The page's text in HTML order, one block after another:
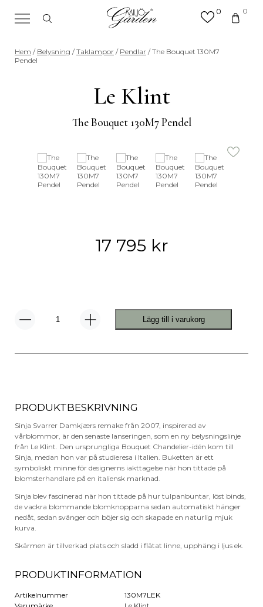
0 0
Sök efter valfri produkt eller
kategori
Hem / Belysning /Taklampor / Pendlar / The Bouquet 130M7
Pendel
Le Klint
The Bouquet 130M7 Pendel
17 795 kr
The
Lägg till i varukorg
PRODUKTBESKRIVNING
Sinja Svarrer Damkjærs remake från 2007, inspirerad av
vårblommor, är den senaste lanseringen, som en ny belysningslinje
från Le Klint. Den ursprungliga Bouquet Chandelier-idén kom till
Sinja, medan hon var på studieresa i Italien. Buketten är ett
symboliskt minne för designerns iakttagelse när hon tittade på
blomsterhandlare på en italiensk marknad.
Sinja blev fascinerad när hon tittade på hur tulpanbuntar, löst binds,
de vackra blommande blomknopparna sedan automatiskt hänger
nedåt, sedan svänger och böjer sig och skapade en naturlig mjuk
kurva.
Skärmen är tillverkad plats och sladd i flätat linne, upphäng i ljus ek.
PRODUKTINFORMATION
Artikelnummer
130M7LEK